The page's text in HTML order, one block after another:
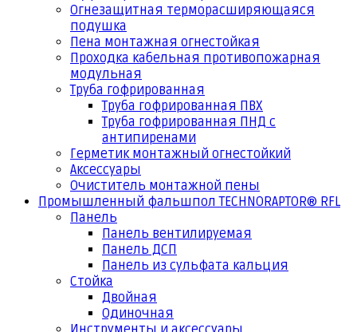
Огнезащитная терморасширяющаяся
подушка
Пена монтажная огнестойкая
Проходка кабельная противопожарная
модульная
Труба гофрированная
Труба гофрированная ПВХ
Труба гофрированная ПНД с
антипиренами
Герметик монтажный огнестойкий
Аксессуары
Очиститель монтажной пены
Промышленный фальшпол TECHNORAPTOR® RFL
Панель
Панель вентилируемая
Панель ДСП
Панель из сульфата кальция
Стойка
Двойная
Одиночная